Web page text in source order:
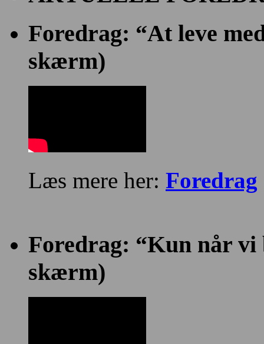
Foredrag: “At leve
skærm)
Læs mere her: Foredrag
Foredrag: “Kun når
skærm)